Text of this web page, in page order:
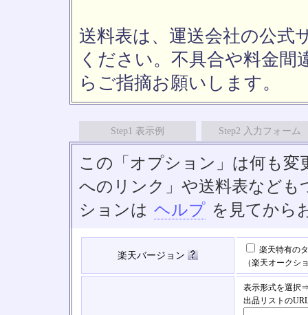
送料表は、運送会社の公式
ください。不具合や料金間
らご指摘お願いします。
Step1 表示例 Step2 入力フォーム
この「オプション」は何も
へのリンク」や送料表など
ションは ヘルプ を見てから
楽天バージョン
楽天特有の
（楽天オークシ
表示形式を選択
出品リストの